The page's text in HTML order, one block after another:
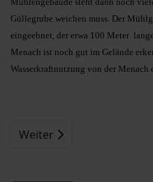
Güllegrube weichen muss. Der
eingeebnet, der etwa 100 Meter
Menach ist noch gut im Gelände
Wasserkraftnutzung von der Menach
Weiter